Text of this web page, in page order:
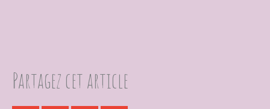
Partagez cet article